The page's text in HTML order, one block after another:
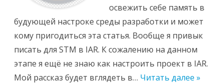
освежить себе память в
будующей настроке среды разработки и может
кому пригодиться эта статья. Вообще я привык
писать для STM в IAR. К сожалению на данном
этапе я ещё не знаю как настроить проект в IAR.
Мой рассказ будет вглядеть в… Читать далее »